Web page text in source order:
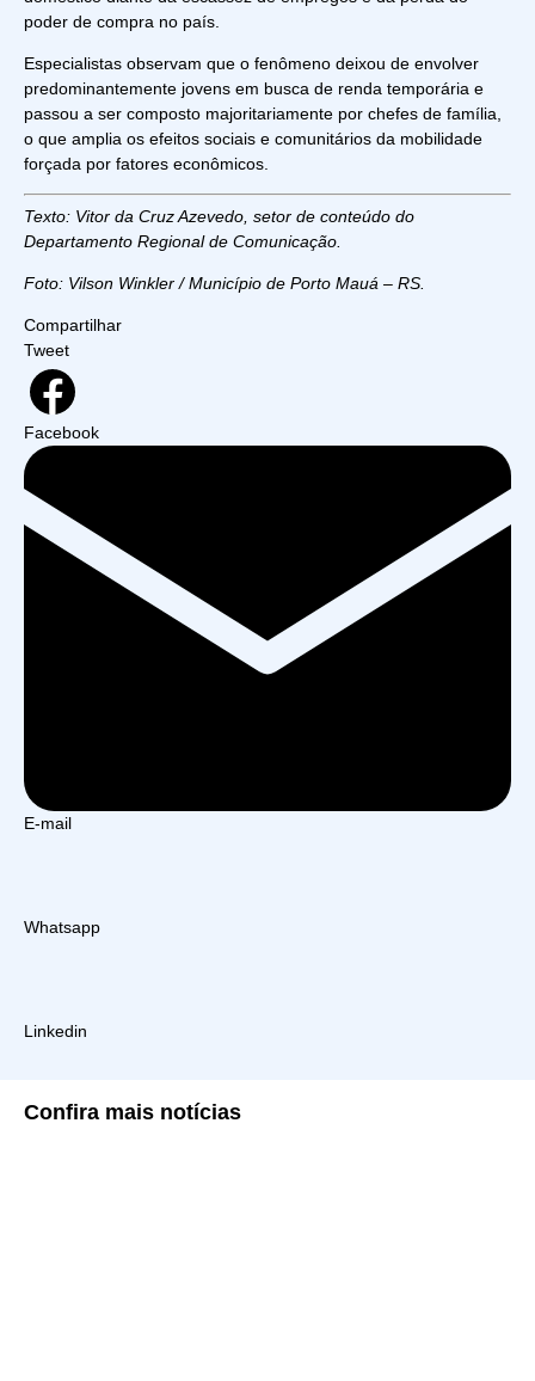
poder de compra no país.
Especialistas observam que o fenômeno deixou de envolver
predominantemente jovens em busca de renda temporária e
passou a ser composto majoritariamente por chefes de família,
o que amplia os efeitos sociais e comunitários da mobilidade
forçada por fatores econômicos.
Texto: Vitor da Cruz Azevedo, setor de conteúdo do
Departamento Regional de Comunicação.
Foto: Vilson Winkler / Município de Porto Mauá – RS.
Compartilhar
Tweet
Facebook
E-mail
Whatsapp
Linkedin
Confira mais notícias